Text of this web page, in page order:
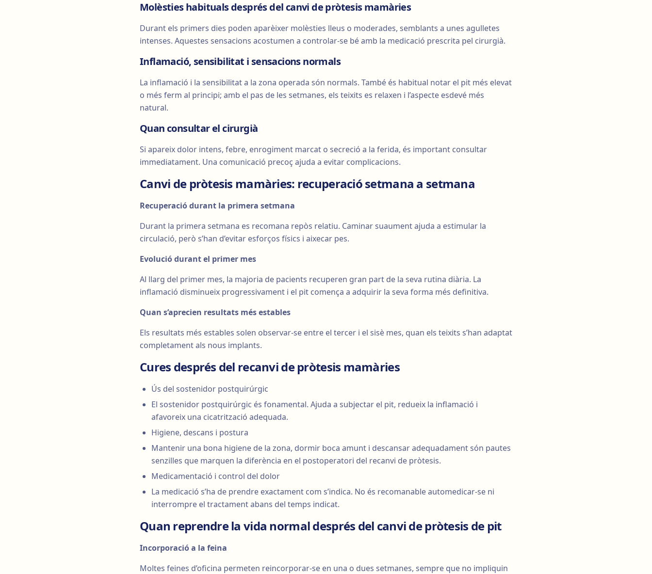
Molèsties habituals després del canvi de pròtesis mamàries
Durant els primers dies poden aparèixer molèsties lleus o moderades, semblants a unes agulletes
intenses. Aquestes sensacions acostumen a controlar-se bé amb la medicació prescrita pel cirurgià.
Inflamació, sensibilitat i sensacions normals
La inflamació i la sensibilitat a la zona operada són normals. També és habitual notar el pit més elevat
o més ferm al principi; amb el pas de les setmanes, els teixits es relaxen i l’aspecte esdevé més
natural.
Quan consultar el cirurgià
Si apareix dolor intens, febre, enrogiment marcat o secreció a la ferida, és important consultar
immediatament. Una comunicació precoç ajuda a evitar complicacions.
Canvi de pròtesis mamàries: recuperació setmana a setmana
Recuperació durant la primera setmana
Durant la primera setmana es recomana repòs relatiu. Caminar suaument ajuda a estimular la
circulació, però s’han d’evitar esforços físics i aixecar pes.
Evolució durant el primer mes
Al llarg del primer mes, la majoria de pacients recuperen gran part de la seva rutina diària. La
inflamació disminueix progressivament i el pit comença a adquirir la seva forma més definitiva.
Quan s’aprecien resultats més estables
Els resultats més estables solen observar-se entre el tercer i el sisè mes, quan els teixits s’han adaptat
completament als nous implants.
Cures després del recanvi de pròtesis mamàries
Ús del sostenidor postquirúrgic
El sostenidor postquirúrgic és fonamental. Ajuda a subjectar el pit, redueix la inflamació i
afavoreix una cicatrització adequada.
Higiene, descans i postura
Mantenir una bona higiene de la zona, dormir boca amunt i descansar adequadament són pautes
senzilles que marquen la diferència en el postoperatori del recanvi de pròtesis.
Medicamentació i control del dolor
La medicació s’ha de prendre exactament com s’indica. No és recomanable automedicar-se ni
interrompre el tractament abans del temps indicat.
Quan reprendre la vida normal després del canvi de pròtesis de pit
Incorporació a la feina
Moltes feines d’oficina permeten reincorporar-se en una o dues setmanes, sempre que no impliquin